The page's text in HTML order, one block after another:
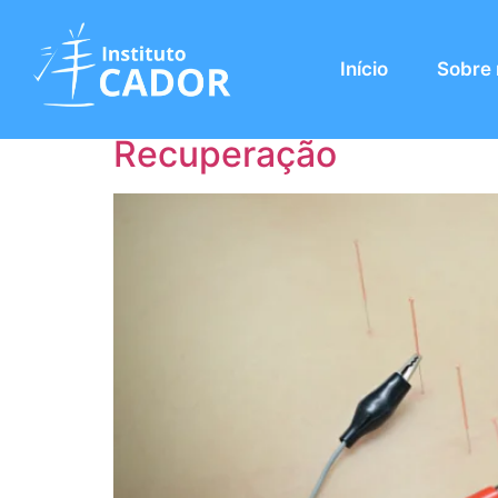
Início Sobre
Categoria:
Eletroacupuntura:
Recuperação